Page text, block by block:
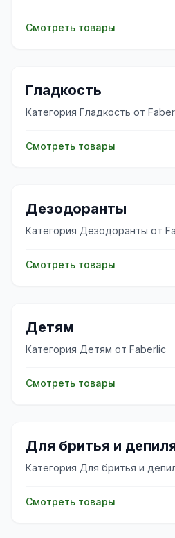
Смотреть товары
✨
Гладкость
Категория Гладкость от
Смотреть товары
✨
Дезодоранты
Категория Дезодоранты от
Смотреть товары
👶
Детям
Категория Детям от Faberlic
Смотреть товары
✨
Для бритья и
Категория Для бритья и
Смотреть товары